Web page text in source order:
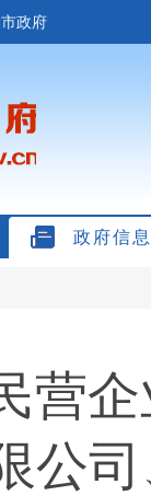
政府
政府信
营
公